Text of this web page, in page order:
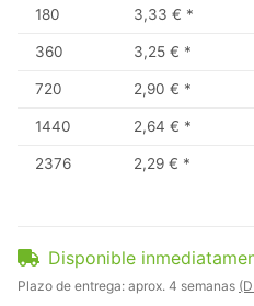
180 3,33 € *
360 3,25 € *
720 2,90 € *
1440 2,64 € *
2376 2,29 € *
Disponible
Plazo de entrega: aprox. 4 semanas